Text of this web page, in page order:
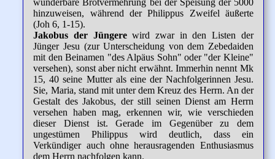
wunderbare Brotvermehrung bei der Speisung der 5000
hinzuweisen, während der Philippus Zweifel äußerte
(Joh 6, 1-15).
Jakobus der Jüngerewird zwar in den Listen der
Jünger Jesu (zur Unterscheidung von dem Zebedaiden
mit den Beinamen "des Alpäus Sohn" oder "der Kleine"
versehen), sonst aber nicht erwähnt. Immerhin nennt Mk
15, 40 seine Mutter als eine der Nachfolgerinnen Jesu.
Sie, Maria, stand mit unter dem Kreuz des Herrn. An der
Gestalt des Jakobus, der still seinen Dienst am Herrn
versehen haben mag, erkennen wir, wie verschieden
dieser Dienst ist. Gerade im Gegenüber zu dem
ungestümen Philippus wird deutlich, dass ein
Verkündiger auch ohne herausragenden Enthusiasmus
dem Herrn nachfolgen kann.